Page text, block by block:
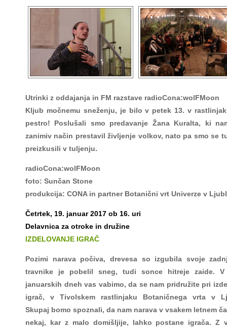
Utrinki z oddajanja in FM razstave radioCona:wolFMoon
Kljub močnemu sneženju, je bilo v petek 13. v
pestro! Poslušali smo predavanje Žana Kuralta, ki
zanimiv način prestavil življenje volkov, nato pa smo se
preizkusili v tuljenju.
radioCona:wolFMoon
foto: Sunčan Stone
produkcija: CONA in partner Botanični vrt Univerze v
Četrtek, 19. januar 2017 ob 16. uri
Delavnica za otroke in družine
IZDELOVANJE IGRAČ
Pozimi narava počiva, drevesa so izgubila svoje
travnike je pobelil sneg, tudi sonce hitreje zaide. V
januarskih dneh vas vabimo, da se nam pridružite pri
igrač, v Tivolskem rastlinjaku Botaničnega vrta v
Skupaj bomo spoznali, da nam narava v vsakem letnem
nekaj, kar z malo domišljije, lahko postane igrača. Z